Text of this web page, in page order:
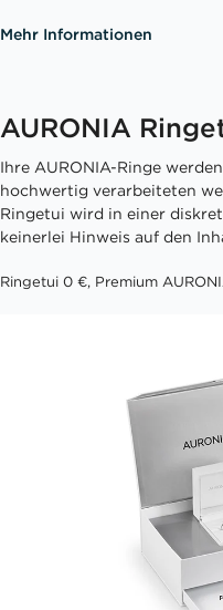
Mehr Informationen
AURONIA
Ihre AURONIA-Ringe
hochwertig verarbeiteten
Ringetui wird in einer
keinerlei Hinweis auf den
Ringetui 0 €, Premium